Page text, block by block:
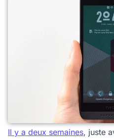
Il y a deux semaines, juste